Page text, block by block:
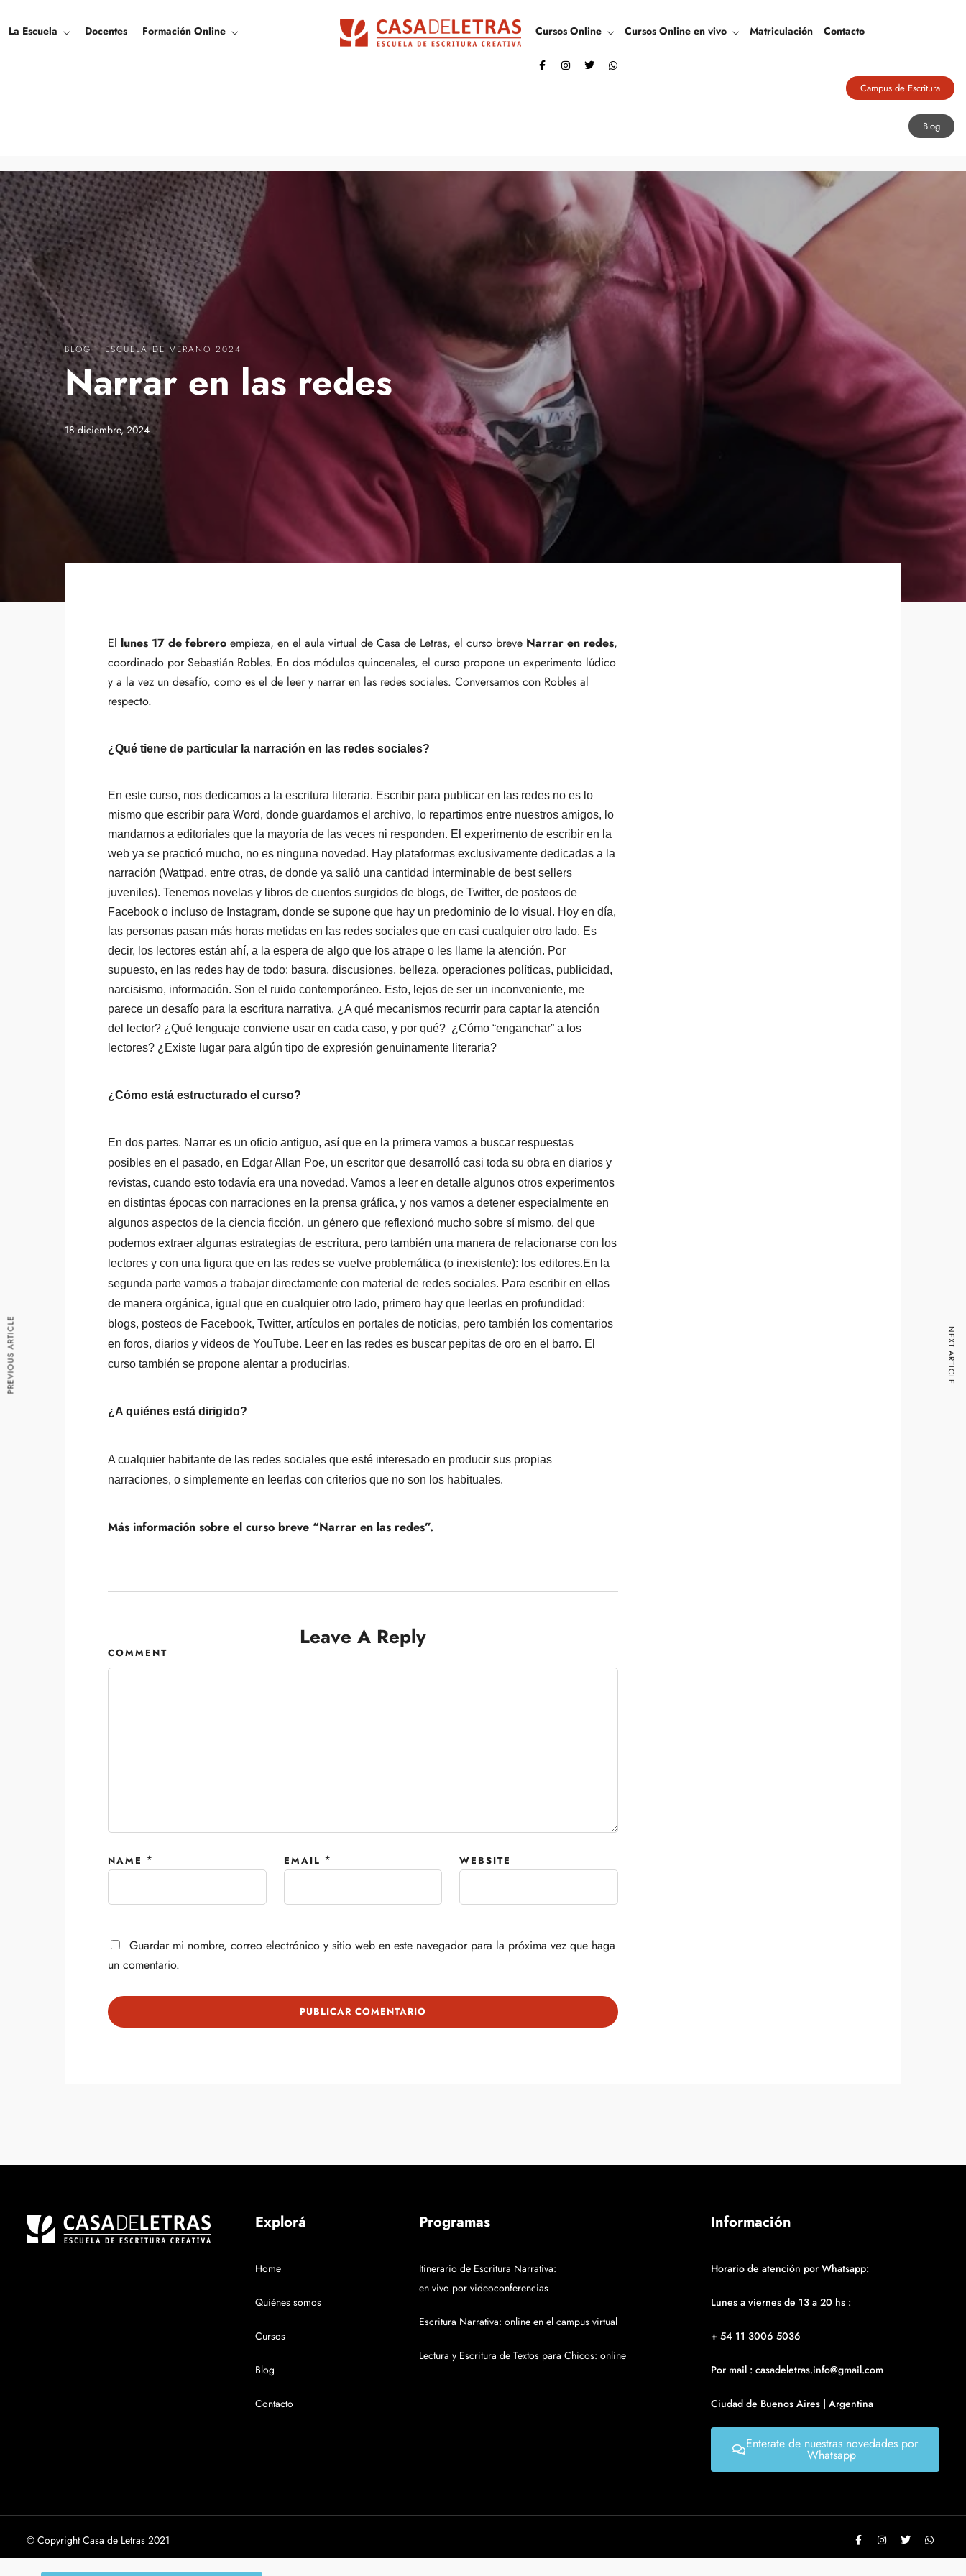
La Escuela Docentes Formación Online Cursos Online Cursos Online en vivo Matriculación Contacto
Campus de Escritura
Blog
BLOG·ESCUELA DE VERANO 2024
Narrar en las redes
18 diciembre, 2024
El lunes 17 de febrero empieza, en el aula virtual de Casa de Letras, el curso breve Narrar en redes,
coordinado por Sebastián Robles. En dos módulos quincenales, el curso propone un experimento lúdico
y a la vez un desafío, como es el de leer y narrar en las redes sociales. Conversamos con Robles al
respecto.
¿Qué tiene de particular la narración en las redes sociales?
En este curso, nos dedicamos a la escritura literaria. Escribir para publicar en las redes no es lo
mismo que escribir para Word, donde guardamos el archivo, lo repartimos entre nuestros amigos, lo
mandamos a editoriales que la mayoría de las veces ni responden. El experimento de escribir en la
web ya se practicó mucho, no es ninguna novedad. Hay plataformas exclusivamente dedicadas a la
narración (Wattpad, entre otras, de donde ya salió una cantidad interminable de best sellers
juveniles). Tenemos novelas y libros de cuentos surgidos de blogs, de Twitter, de posteos de
Facebook o incluso de Instagram, donde se supone que hay un predominio de lo visual. Hoy en día,
las personas pasan más horas metidas en las redes sociales que en casi cualquier otro lado. Es
decir, los lectores están ahí, a la espera de algo que los atrape o les llame la atención. Por
supuesto, en las redes hay de todo: basura, discusiones, belleza, operaciones políticas, publicidad,
narcisismo, información. Son el ruido contemporáneo. Esto, lejos de ser un inconveniente, me
parece un desafío para la escritura narrativa. ¿A qué mecanismos recurrir para captar la atención
del lector? ¿Qué lenguaje conviene usar en cada caso, y por qué? ¿Cómo “enganchar” a los
lectores? ¿Existe lugar para algún tipo de expresión genuinamente literaria?
¿Cómo está estructurado el curso?
En dos partes. Narrar es un oficio antiguo, así que en la primera vamos a buscar respuestas
posibles en el pasado, en Edgar Allan Poe, un escritor que desarrolló casi toda su obra en diarios y
revistas, cuando esto todavía era una novedad. Vamos a leer en detalle algunos otros experimentos
en distintas épocas con narraciones en la prensa gráfica, y nos vamos a detener especialmente en
algunos aspectos de la ciencia ficción, un género que reflexionó mucho sobre sí mismo, del que
podemos extraer algunas estrategias de escritura, pero también una manera de relacionarse con los
lectores y con una figura que en las redes se vuelve problemática (o inexistente): los editores.En la
segunda parte vamos a trabajar directamente con material de redes sociales. Para escribir en ellas
de manera orgánica, igual que en cualquier otro lado, primero hay que leerlas en profundidad:
blogs, posteos de Facebook, Twitter, artículos en portales de noticias, pero también los comentarios
en foros, diarios y videos de YouTube. Leer en las redes es buscar pepitas de oro en el barro. El
curso también se propone alentar a producirlas.
¿A quiénes está dirigido?
A cualquier habitante de las redes sociales que esté interesado en producir sus propias
narraciones, o simplemente en leerlas con criterios que no son los habituales.
Más información sobre el curso breve “Narrar en las redes”.
Leave A Reply
COMMENT
NAME * EMAIL * WEBSITE
Guardar mi nombre, correo electrónico y sitio web en este navegador para la próxima vez que haga
un comentario.
PREVIOUS ARTICLE NEXT ARTICLE
Explorá
Home
Quiénes somos
Cursos
Blog
Contacto
Programas
Itinerario de Escritura Narrativa:
en vivo por videoconferencias
Escritura Narrativa: online en el campus virtual
Lectura y Escritura de Textos para Chicos: online
Información
Horario de atención por Whatsapp:
Lunes a viernes de 13 a 20 hs :
+ 54 11 3006 5036
Por mail : casadeletras.info@gmail.com
Ciudad de Buenos Aires | Argentina
Enterate de nuestras novedades por
Whatsapp
© Copyright Casa de Letras 2021